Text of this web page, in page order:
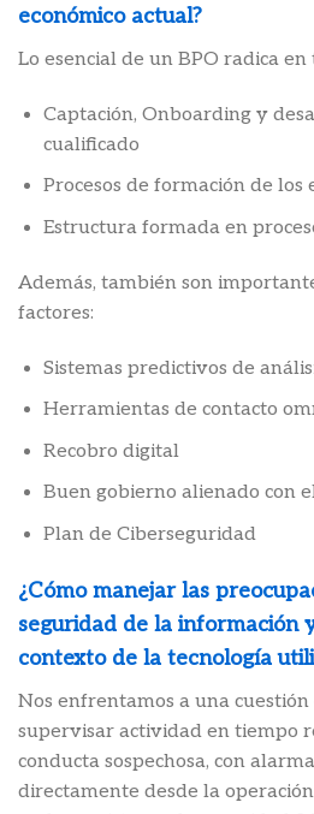
económico actual?
Lo esencial de un BPO radica en
Captación, Onboarding y
cualificado
Procesos de formación de los
Estructura formada en
Además, también son
factores:
Sistemas predictivos de
Herramientas de contacto
Recobro digital
Buen gobierno alienado con
Plan de Ciberseguridad
¿Cómo manejar las
seguridad de la información
contexto de la tecnología
Nos enfrentamos a una
supervisar actividad en tiempo
conducta sospechosa, con
directamente desde la